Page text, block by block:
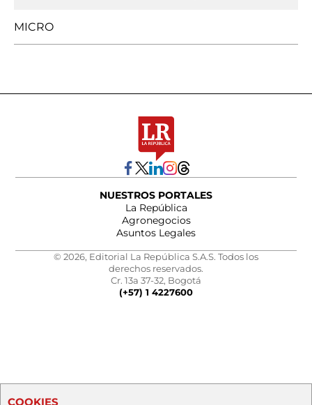
MICRO
NUESTROS PORTALES
La República
Agronegocios
Asuntos Legales
© 2026, Editorial La República S.A.S. Todos los
derechos reservados.
Cr. 13a 37-32, Bogotá
(+57) 1 4227600
COOKIES